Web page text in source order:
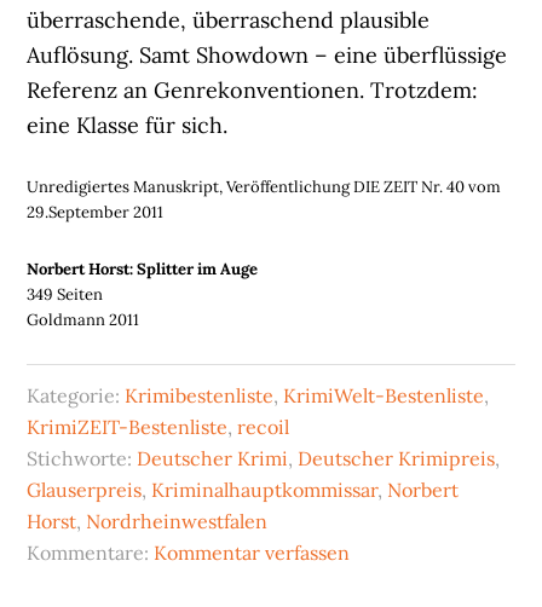
überraschende, überraschend plausible
Auflösung. Samt Showdown – eine überflüssige
Referenz an Genrekonventionen. Trotzdem:
eine Klasse für sich.
Unredigiertes Manuskript, Veröffentlichung DIE ZEIT Nr. 40 vom
29.September 2011
Norbert Horst: Splitter im Auge
349 Seiten
Goldmann 2011
Kategorie: Krimibestenliste, KrimiWelt-Bestenliste,
KrimiZEIT-Bestenliste,recoil
Stichworte: Deutscher Krimi, Deutscher Krimipreis,
Glauserpreis, Kriminalhauptkommissar, Norbert
Horst, Nordrheinwestfalen
Kommentare: Kommentar verfassen